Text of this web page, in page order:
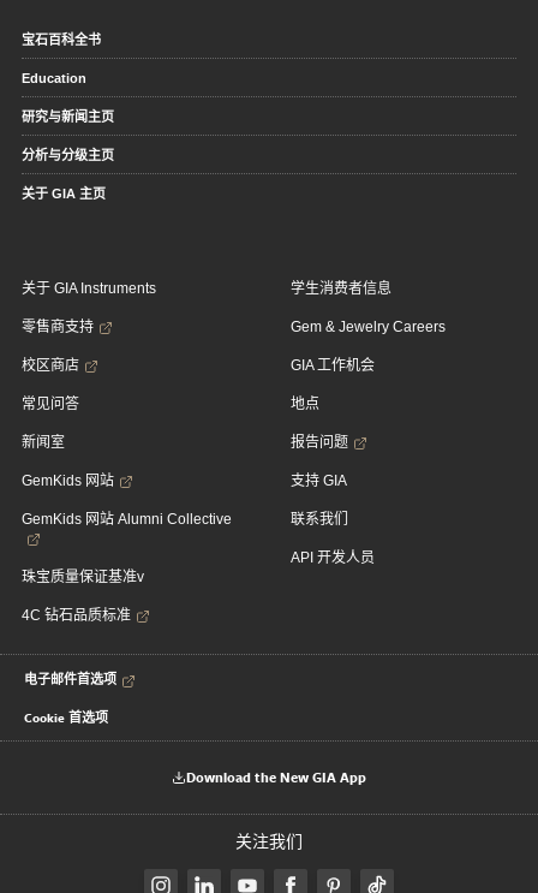
宝石百科全书
Education
研究与新闻主页
分析与分级主页
关于 GIA 主页
关于 GIA Instruments
零售商支持
校区商店
常见问答
新闻室
GemKids 网站
GemKids 网站 Alumni Collective
珠宝质量保证基准v
4C 钻石品质标准
学生消费者信息
Gem & Jewelry Careers
GIA 工作机会
地点
报告问题
支持 GIA
联系我们
API 开发人员
电子邮件首选项
Cookie 首选项
Download the New GIA App
关注我们